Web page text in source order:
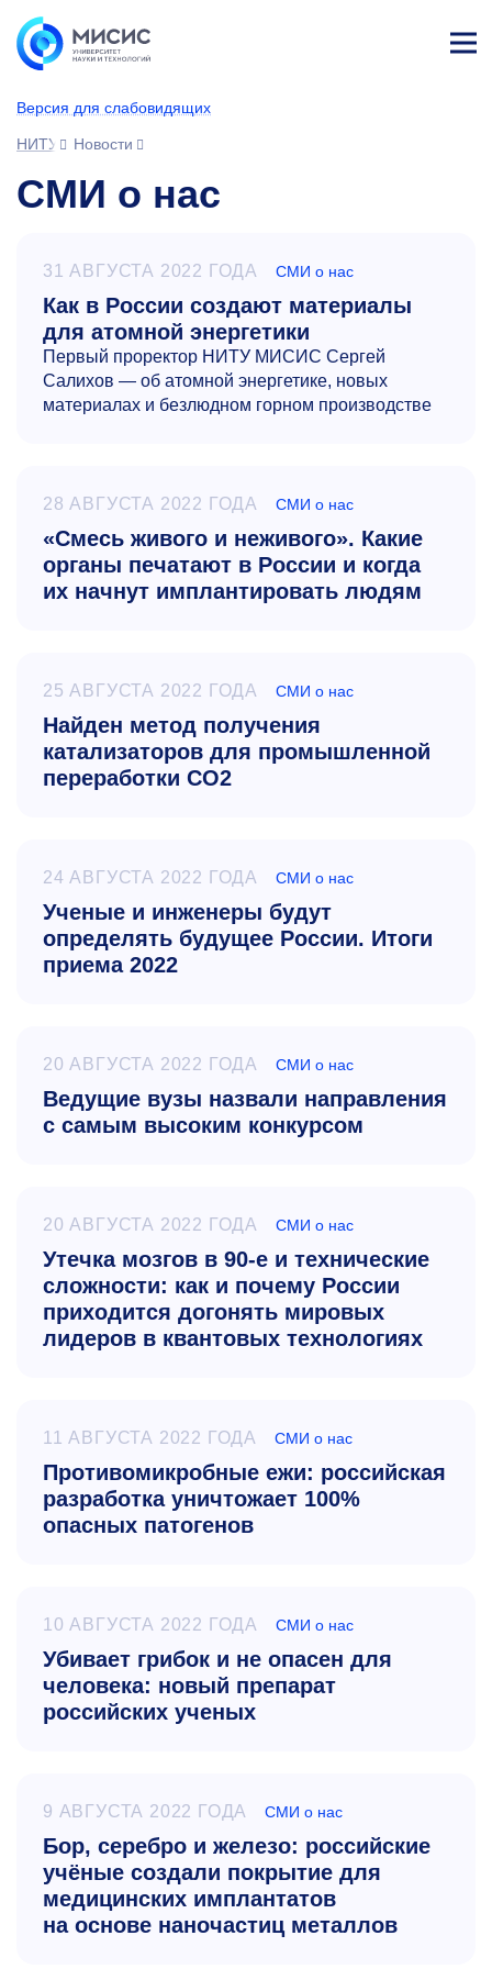
Версия для слабовидящих
НИТУ МИСИС
Новости
СМИ о нас
31 АВГУСТА 2022 ГОДА СМИ о нас
Как в России создают материалы
для атомной энергетики
Первый проректор НИТУ МИСИС Сергей
Салихов — об атомной энергетике, новых
материалах и безлюдном горном производстве
28 АВГУСТА 2022 ГОДА СМИ о нас
«Смесь живого и неживого». Какие
органы печатают в России и когда
их начнут имплантировать людям
25 АВГУСТА 2022 ГОДА СМИ о нас
Найден метод получения
катализаторов для промышленной
переработки CO2
24 АВГУСТА 2022 ГОДА СМИ о нас
Ученые и инженеры будут
определять будущее России. Итоги
приема 2022
20 АВГУСТА 2022 ГОДА СМИ о нас
Ведущие вузы назвали направления
с самым высоким конкурсом
20 АВГУСТА 2022 ГОДА СМИ о нас
Утечка мозгов в 90-е и технические
сложности: как и почему России
приходится догонять мировых
лидеров в квантовых технологиях
11 АВГУСТА 2022 ГОДА СМИ о нас
Противомикробные ежи: российская
разработка уничтожает 100%
опасных патогенов
10 АВГУСТА 2022 ГОДА СМИ о нас
Убивает грибок и не опасен для
человека: новый препарат
российских ученых
9 АВГУСТА 2022 ГОДА СМИ о нас
Бор, серебро и железо: российские
учёные создали покрытие для
медицинских имплантатов
на основе наночастиц металлов